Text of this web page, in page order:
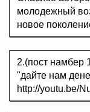
молодежный
новое
2.(пост намбер
"дайте нам
http://youtu.be/